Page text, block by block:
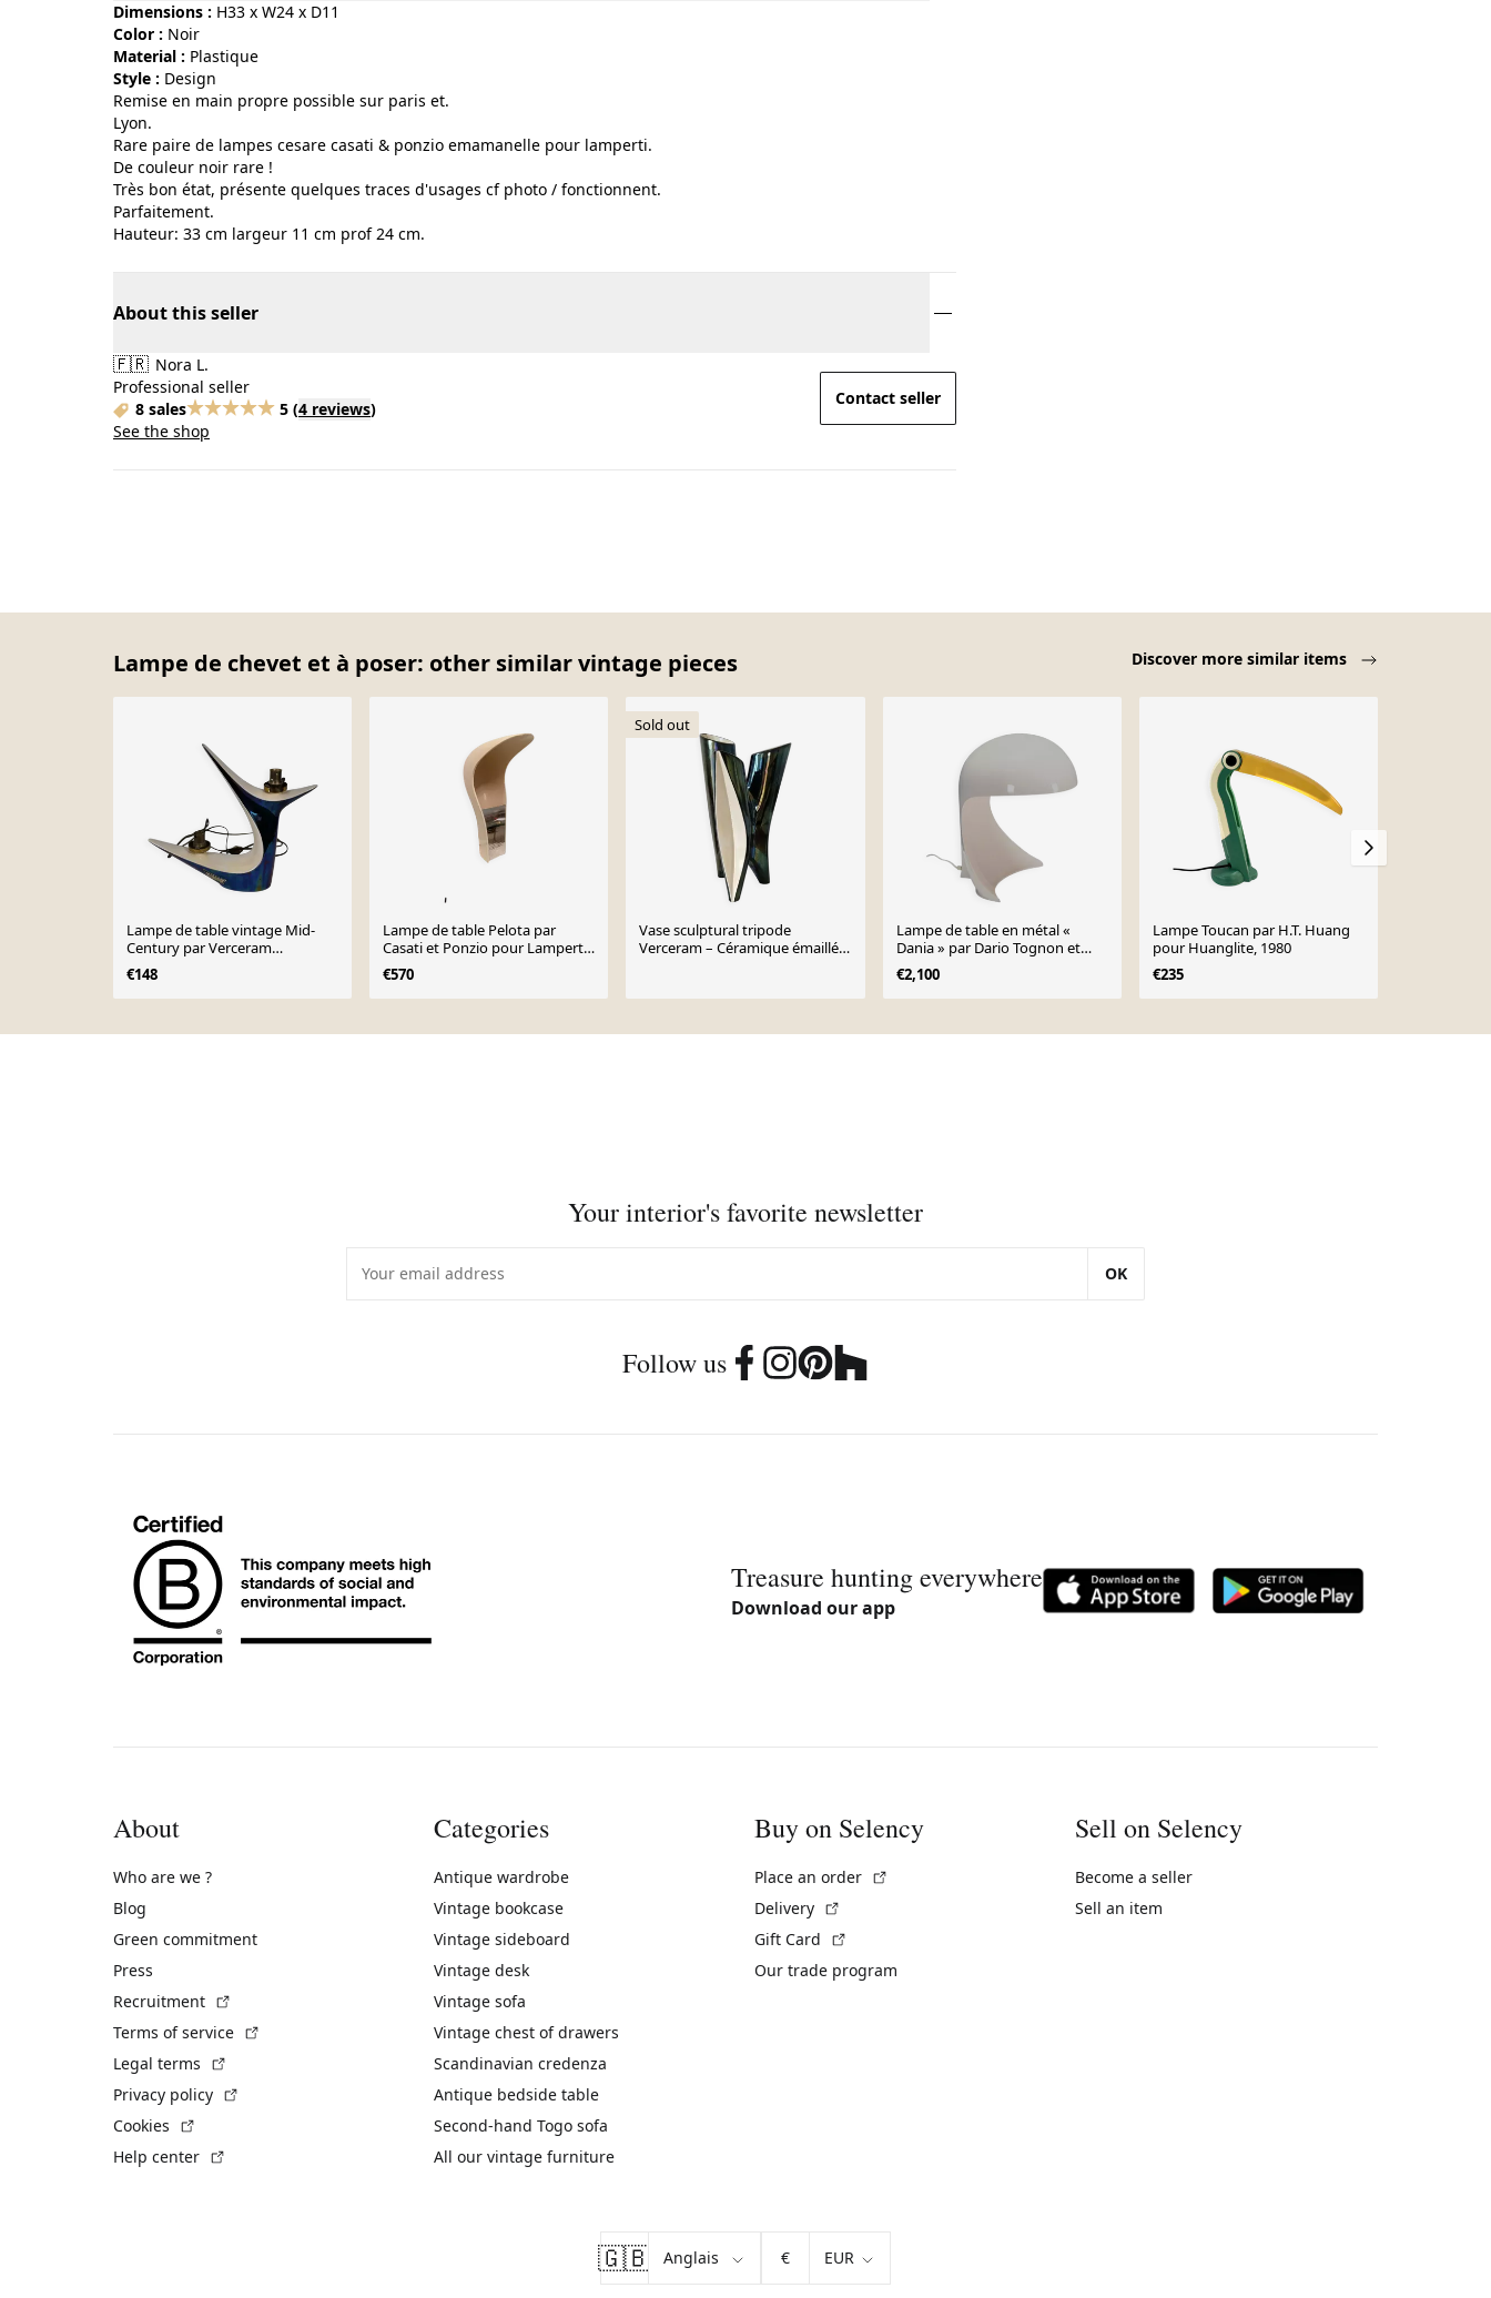
Dimensions : H33 x W24 x D11
Color :
noir
Material :
plastique
Style :
design
Remise en main propre possible sur paris et.
Lyon.
Rare paire de lampes cesare casati & ponzio emamanelle pour lamperti.
De couleur noir rare !
Très bon état, présente quelques traces d'usages cf photo / fonctionnent.
Parfaitement.
Hauteur: 33 cm largeur 11 cm prof 24 cm.
About this seller
🇫🇷 Nora L.
Professional seller
8 sales
5 (4 reviews)
See the shop
Contact seller
Lampe de chevet et à poser: other similar vintage pieces Discover more similar items
Lampe de table vintage Mid-
Century par Verceram
Céramique – années 1950
€148
Lampe de table Pelota par
Casati et Ponzio pour Lamperti,
années 1970.
€570
Sold out
Vase sculptural tripode
Verceram – Céramique émaillée
Lampe de table en métal «
Dania » par Dario Tognon et
Studio Celli pour Artemide
€2,100
Lampe Toucan par H.T. Huang
pour Huanglite, 1980
€235
Your interior's favorite newsletter
OK
Follow us
Treasure hunting everywhere
Download our app
About
Who are we ?
Blog
Green commitment
Press
Recruitment
Terms of service
Legal terms
Privacy policy
Cookies
Help center
Categories
Antique wardrobe
Vintage bookcase
Vintage sideboard
Vintage desk
Vintage sofa
Vintage chest of drawers
Scandinavian credenza
Antique bedside table
Second-hand Togo sofa
All our vintage furniture
Buy on Selency
Place an order
Delivery
Gift Card
Our trade program
Sell on Selency
Become a seller
Sell an item
🇬🇧 €